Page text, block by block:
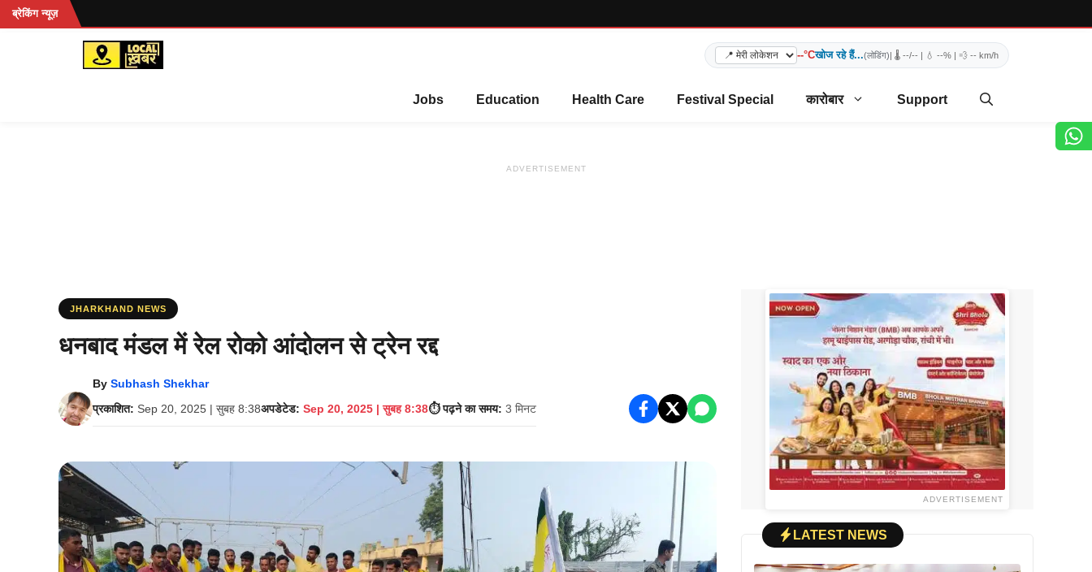
Skip
to
ब्रेकिंग न्यूज़
--°Cखोज रहे हैं...(लोडिंग)| 🌡️ --/-- | 💧 --% | 💨 -- km/h
Jobs Education Health Care Festival Special कारोबार Support
ADVERTISEMENT
JHARKHAND NEWS
धनबाद मंडल में रेल रोको आंदोलन से ट्रेन रद्द
By Subhash Shekhar
प्रकाशित: Sep 20, 2025 | सुबह 8:38अपडेटेड: Sep 20, 2025 | सुबह 8:38⏱️ पढ़ने का समय: 3 मिनट
ADVERTISEMENT
LATEST NEWS